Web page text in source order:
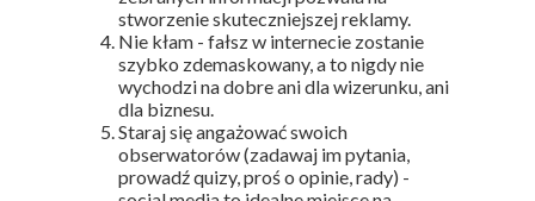
stworzenie skuteczniejszej reklamy.
Nie kłam - fałsz w internecie zostanie
szybko zdemaskowany, a to nigdy nie
wychodzi na dobre ani dla wizerunku, ani
dla biznesu.
Staraj się angażować swoich
obserwatorów (zadawaj im pytania,
prowadź quizy, proś o opinie, rady) -